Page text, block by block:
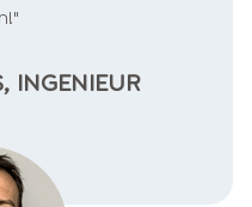
INGENIEUR